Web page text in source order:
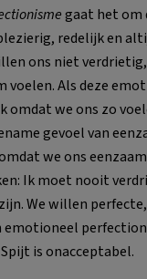
gaat het om
redelijk en
ons niet
voelen. Als deze
omdat we ons zo
gevoel van
we ons
Ik moet nooit
We willen
emotioneel
is onacceptabel.